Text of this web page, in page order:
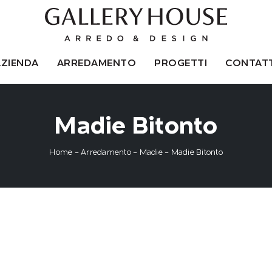
ARREDAMENTO PROGETTI
Madie Bitonto
Home - Arredamento- Madie- Madie Bitonto